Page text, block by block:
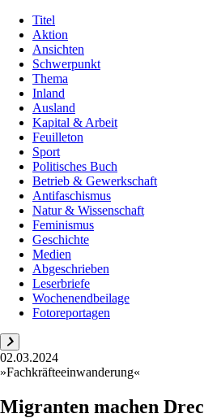
Titel
Aktion
Ansichten
Schwerpunkt
Thema
Inland
Ausland
Kapital & Arbeit
Feuilleton
Sport
Politisches Buch
Betrieb & Gewerkschaft
Antifaschismus
Natur & Wissenschaft
Feminismus
Geschichte
Medien
Abgeschrieben
Leserbriefe
Wochenendbeilage
Fotoreportagen
02.03.2024
»Fachkräfteeinwanderung«
Migranten machen